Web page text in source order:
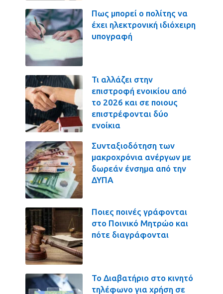
Πως μπορεί ο πολίτης να
έχει ηλεκτρονική ιδιόχειρη
υπογραφή
Τι αλλάζει στην
επιστροφή ενοικίου από
το 2026 και σε ποιους
επιστρέφονται δύο
ενοίκια
Συνταξιοδότηση των
μακροχρόνια ανέργων με
δωρεάν ένσημα από την
ΔΥΠΑ
Ποιες ποινές γράφονται
στο Ποινικό Μητρώο και
πότε διαγράφονται
Το Διαβατήριο στο κινητό
τηλέφωνο για χρήση σε